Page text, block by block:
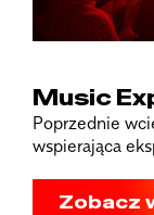
Music
Poprzednie
wspierająca
Zobacz